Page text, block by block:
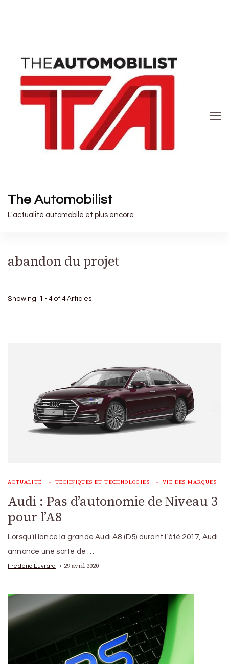
The Automobilist
L'actualité automobile et plus encore
abandon du projet
Showing: 1 - 4 of 4 Articles
ACTUALITÉ TECHNIQUES ET TECHNOLOGIES VIE DES MARQUES
Audi : Pas d’autonomie de Niveau 3
pour l’A8
Lorsqu’il lance la grande Audi A8 (D5) durant l’été 2017, Audi
annonce une sorte de …
Frédéric Euvrard 29 avril 2020